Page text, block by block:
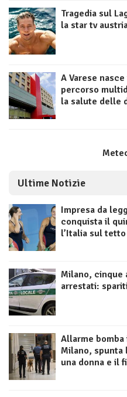
Tragedia sul
la star tv
A Varese
percorso
la salute delle
Ultime Notizie
Impresa da
conquista il
l’Italia sul tetto
Milano, cinque
arrestati:
Allarme
Milano,
una donna e il